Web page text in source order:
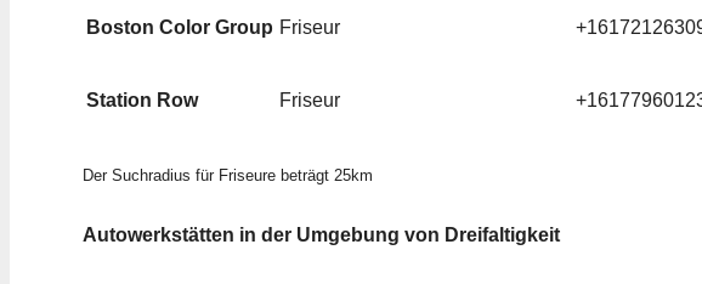
Boston Color Group Friseur
Station Row Friseur
Der Suchradius für Friseure beträgt 25km
Autowerkstätten in der Umgebung von Dreifaltigkeit